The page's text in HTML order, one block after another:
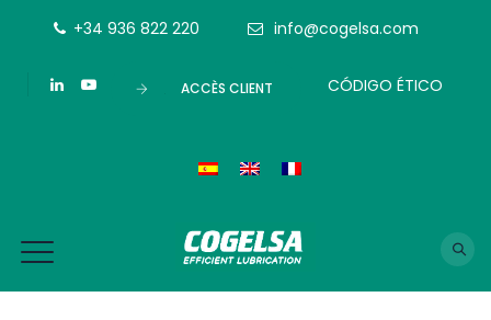
+34 936 822 220 info@cogelsa.com
ACCÈS CLIENT CÓDIGO ÉTICO